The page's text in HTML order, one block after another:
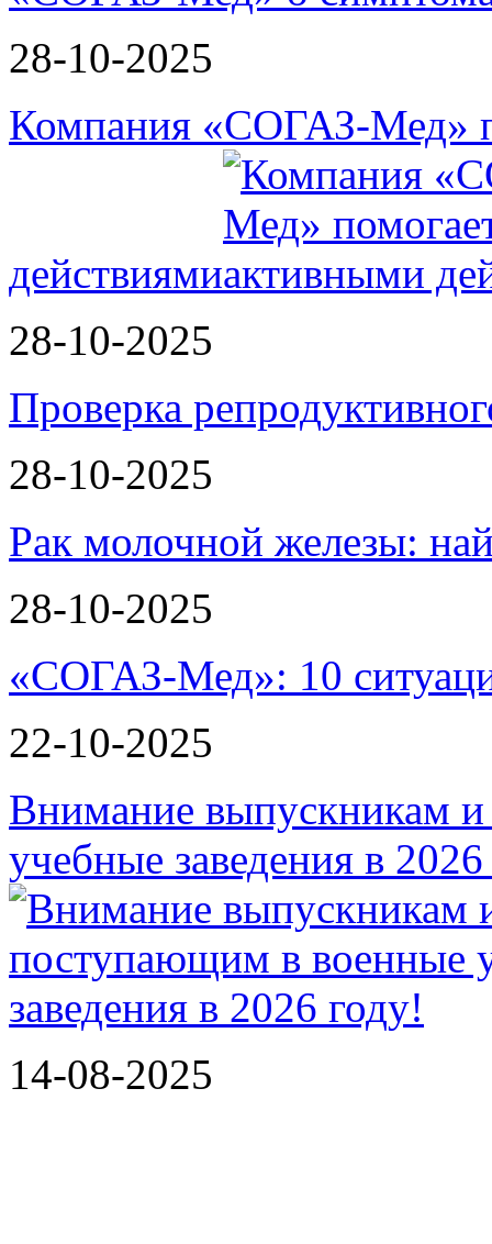
28-10-2025
Компания «СОГАЗ-Мед»
действиями
28-10-2025
Проверка
28-10-2025
Рак молочной железы:
28-10-2025
«СОГАЗ-Мед»: 10
22-10-2025
Внимание выпускникам
учебные заведения в
14-08-2025